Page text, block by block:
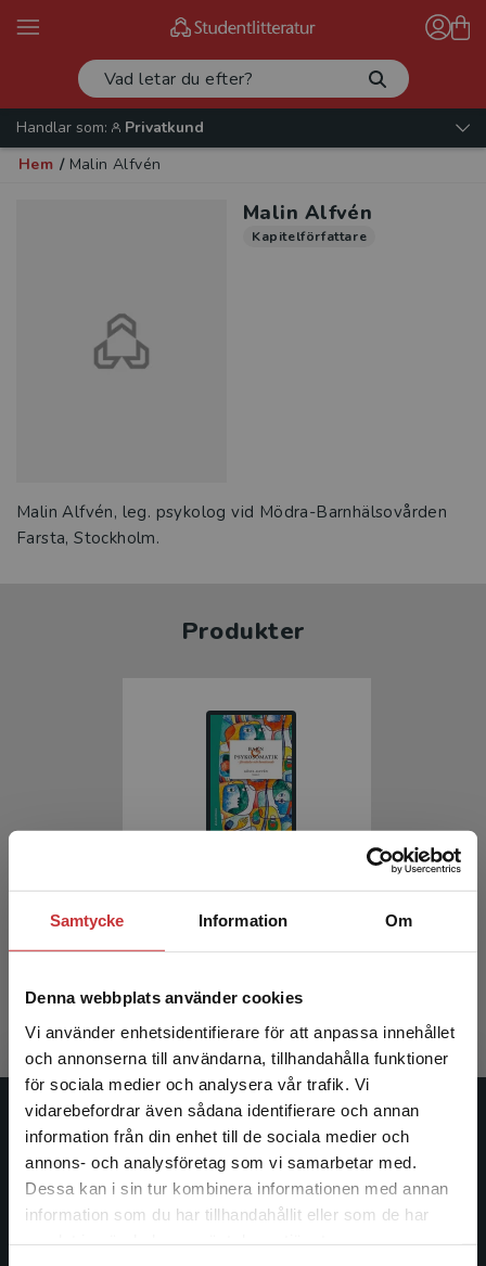
Samtycke Information Om
Denna webbplats använder cookies
Vi använder enhetsidentifierare för att anpassa innehållet
och annonserna till användarna, tillhandahålla funktioner
för sociala medier och analysera vår trafik. Vi
vidarebefordrar även sådana identifierare och annan
information från din enhet till de sociala medier och
annons- och analysföretag som vi samarbetar med.
Dessa kan i sin tur kombinera informationen med annan
information som du har tillhandahållit eller som de har
Begränsad fraktregion
Det verkar som att du besöker
studentlitteratur.se via en enhet utanför Sverige.
Handlar som:
Privatkund
Hem / Malin Alfvén
Malin Alfvén
Kapitelförfattare
Malin Alfvén, leg. psykolog vid Mödra-Barnhälsovården
Farsta, Stockholm.
Produkter
Barn och psykosomatik
Alfvén, Gösta (red.)
Exkl. moms: 226 kr
Studentlitteratur
Studentlitteratur grundades 1963 och är idag Sveriges
ledande utbildningsförlag. Med läromedel, kurslitteratur,